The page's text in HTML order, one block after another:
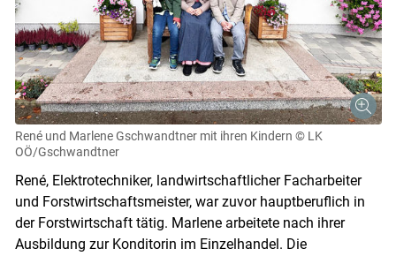
Skip to main content
René und Marlene Gschwandtner mit ihren Kindern © LK
OÖ/Gschwandtner
René, Elektrotechniker, landwirtschaftlicher Facharbeiter
und Forstwirtschaftsmeister, war zuvor hauptberuflich in
der Forstwirtschaft tätig. Marlene arbeitete nach ihrer
Ausbildung zur Konditorin im Einzelhandel. Die